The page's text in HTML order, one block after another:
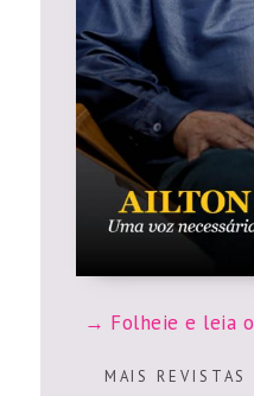
Folheie e leia
M A I S R E V I S T A S